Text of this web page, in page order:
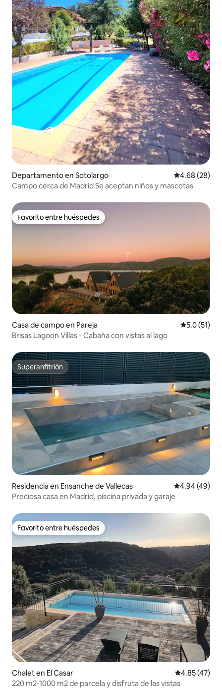
Departamento en Sotolargo Calificación
4.68 (28)
Campo cerca de Madrid Se aceptan niños y mascotas
Favorito entre huéspedes
Favorito entre huéspedes
Casa de campo en Pareja Calificación
5.0 (51)
Brisas Lagoon Villas - Cabaña con vistas al lago
Superanfitrión
Superanfitrión
Residencia en Ensanche de Vallecas Calificación
4.94 (49)
Preciosa casa en Madrid, piscina privada y garaje
Favorito entre huéspedes
Favorito entre huéspedes
Chalet en El Casar Calificación
4.85 (47)
220 m2-1000 m2 de parcela y disfruta de las vistas